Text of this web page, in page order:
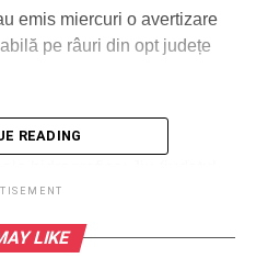
emis miercuri o avertizare
pe râuri din opt județe
(judeţele: Mehedinţi şi Gorj),
Olteţ (judeţele: Gorj şi
Prahova şi Ilfov),
READING
LIKE